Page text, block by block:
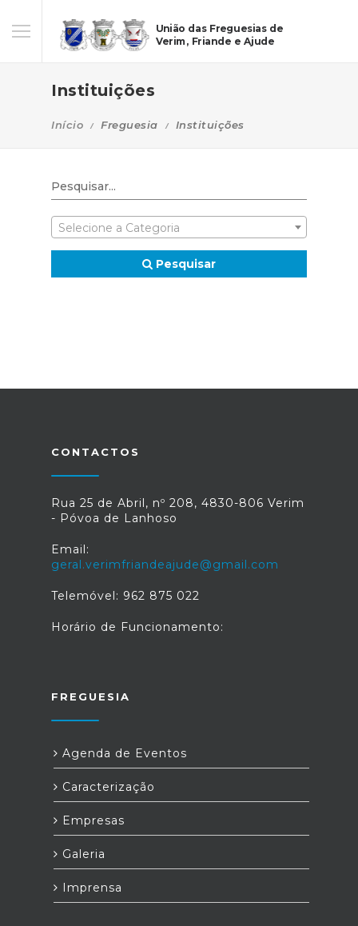
União das Freguesias de
Verim, Friande e Ajude
Instituições
Início Freguesia Instituições
Selecione a Categoria
Pesquisar
CONTACTOS
Rua 25 de Abril, nº 208, 4830-806 Verim
- Póvoa de Lanhoso
Email:
geral.verimfriandeajude@gmail.com
Telemóvel: 962 875 022
Horário de Funcionamento:
FREGUESIA
Agenda de Eventos
Caracterização
Empresas
Galeria
Imprensa